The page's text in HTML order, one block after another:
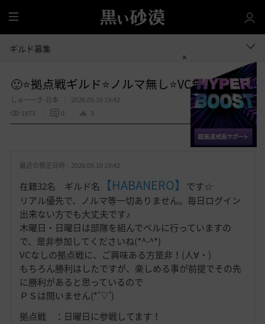
全
体
ギルド募集
🙂⭐拠点戦ギルド⭐ノルマ無し⭐VC無し⭐🙂
しゅーーき-日本
2026.05.10 19:42
1873
0 3
お
り
共有する
最近の修正日時 : 2026.05.10 19:42
在籍32名 ギルド名 【HABANERO】
です☆
リアル優先で、ノルマ等一切ありません。毎日ログイン
出来ない方でも大丈夫です♪
木曜日・日曜日は部隊を組んでベルに行っていますの
で、是非参加してくださいね(*^-^*)
VCなしの拠点戦に、ご興味ある方是非！(人∀・)
もちろん勝利はしたですが、楽しめる事が前提でその先
に勝利があると思っているので
ＰＳは問いません(*'▽')
拠点戦 ：日曜日に参戦してます！